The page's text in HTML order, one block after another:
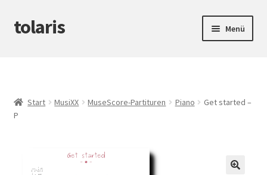
Zur
Navigation
Zum
Inhalt
tolaris Menü
öffnen
Abwicklung
Produktinfos
öffnen
Start MusiXX MuseScore-Partituren Piano
Get started –
P